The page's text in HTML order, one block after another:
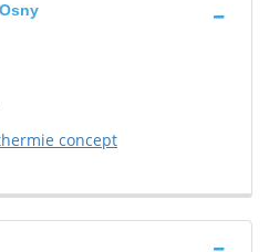
concept